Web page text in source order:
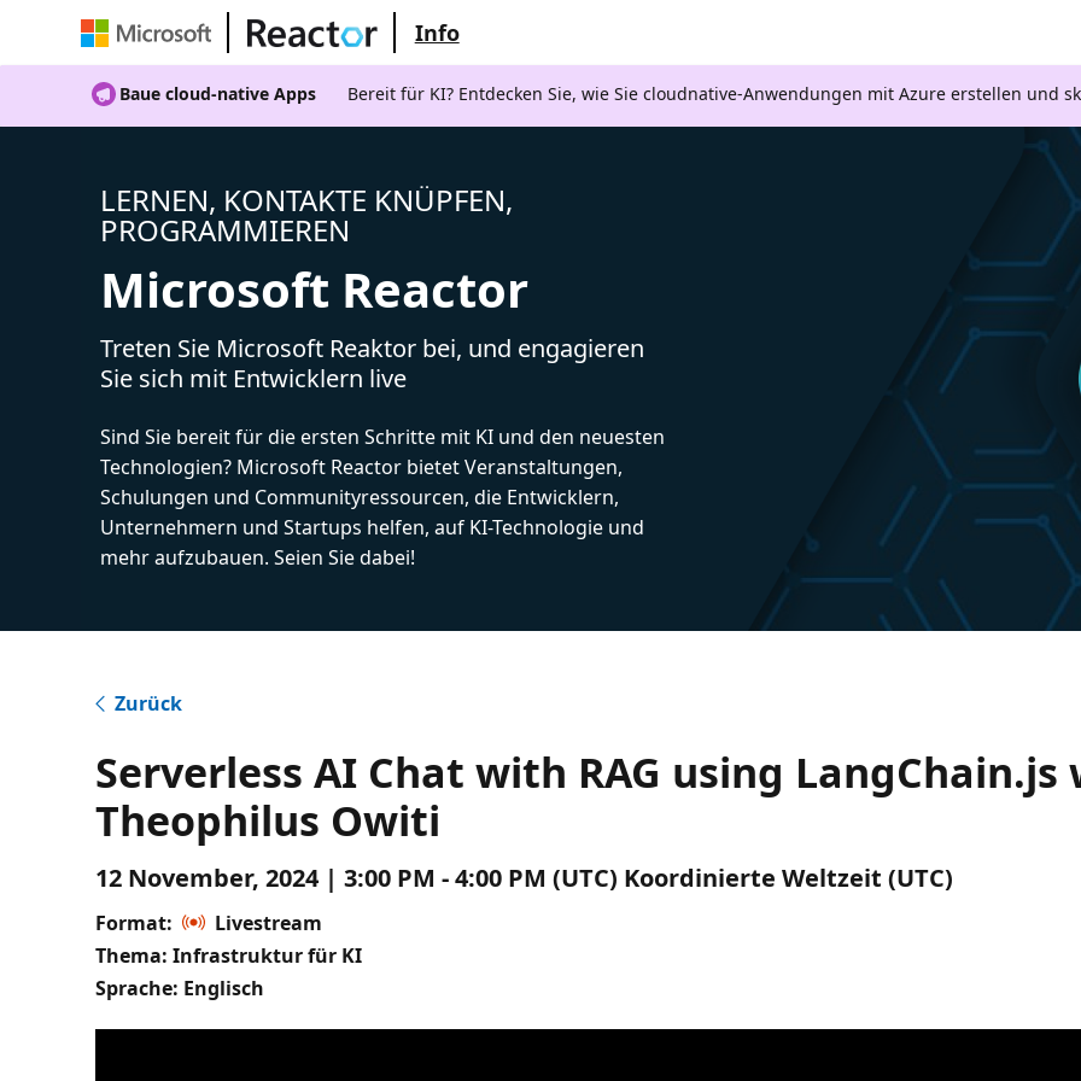
Info
Baue cloud-native Apps Bereit für KI? Entdecken Sie, wie Sie cloudnative-Anwendungen mit Azure erstellen und
LERNEN, KONTAKTE KNÜPFEN,
PROGRAMMIEREN
Microsoft Reactor
Treten Sie Microsoft Reaktor bei, und engagieren
Sie sich mit Entwicklern live
Sind Sie bereit für die ersten Schritte mit KI und den neuesten
Technologien? Microsoft Reactor bietet Veranstaltungen,
Schulungen und Communityressourcen, die Entwicklern,
Unternehmern und Startups helfen, auf KI-Technologie und
mehr aufzubauen. Seien Sie dabei!
Zurück
Serverless AI Chat with RAG using LangChain.js
Theophilus Owiti
12 November, 2024 | 3:00 PM - 4:00 PM (UTC) Koordinierte Weltzeit (UTC)
Format:
Livestream
Thema: Infrastruktur für KI
Sprache: Englisch